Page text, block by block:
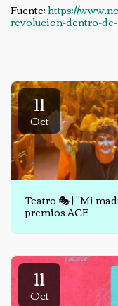
Fuente:https://
revolucion-dentro-
11
Oct
Teatro 🎭 | "Mi
premios ACE
11
Oct